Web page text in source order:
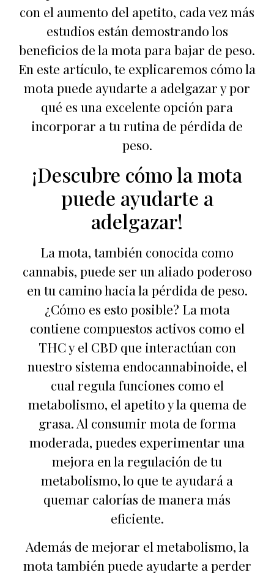
con el aumento del apetito, cada vez más
estudios están demostrando los
beneficios de la mota para bajar de peso.
En este artículo, te explicaremos cómo la
mota puede ayudarte a adelgazar y por
qué es una excelente opción para
incorporar a tu rutina de pérdida de
peso.
¡Descubre cómo la mota
puede ayudarte a
adelgazar!
La mota, también conocida como
cannabis, puede ser un aliado poderoso
en tu camino hacia la pérdida de peso.
¿Cómo es esto posible? La mota
contiene compuestos activos como el
THC y el CBD que interactúan con
nuestro sistema endocannabinoide, el
cual regula funciones como el
metabolismo, el apetito y la quema de
grasa. Al consumir mota de forma
moderada, puedes experimentar una
mejora en la regulación de tu
metabolismo, lo que te ayudará a
quemar calorías de manera más
eficiente.
Además de mejorar el metabolismo, la
mota también puede ayudarte a perder